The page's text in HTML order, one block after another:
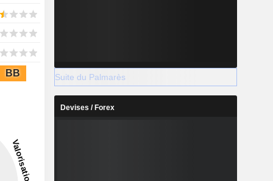
BB Suite du Palmarès
Devises / Forex